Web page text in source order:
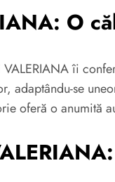
O
VALERIANA îi
adaptându-se
oferă o anumită